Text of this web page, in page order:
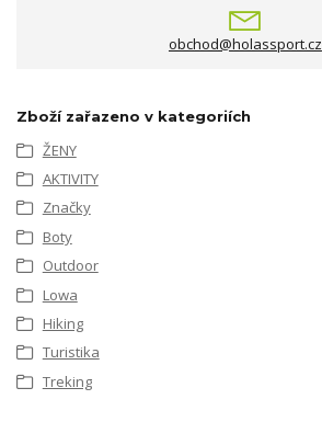
obchod@holassport.cz
Zboží zařazeno v kategoriích
ŽENY
AKTIVITY
Značky
Boty
Outdoor
Lowa
Hiking
Turistika
Treking